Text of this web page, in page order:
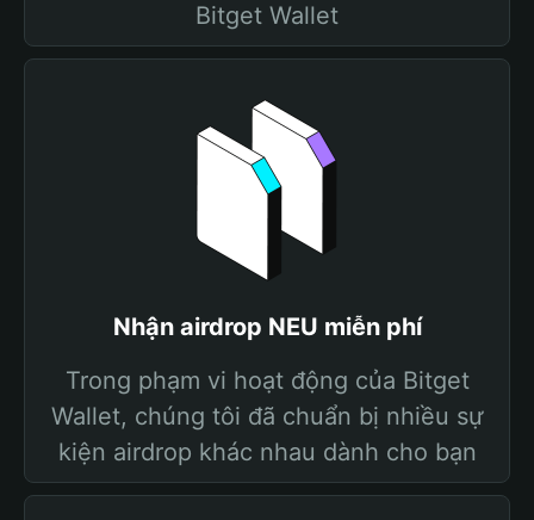
Bitget Wallet
Nhận airdrop NEU miễn phí
Trong phạm vi hoạt động của Bitget
Wallet, chúng tôi đã chuẩn bị nhiều sự
kiện airdrop khác nhau dành cho bạn